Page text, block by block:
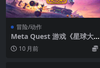
冒险/动作
Meta Quest 游戏《星球大
战：超越胜利》Star Wars: B
eyond Victory
10 月前